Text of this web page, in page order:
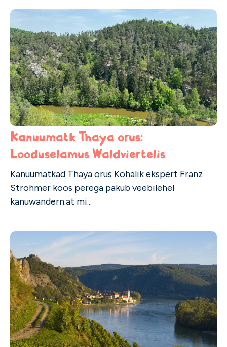
Kanuumatk Thaya orus:
Looduselamus Waldviertelis
Kanuumatkad Thaya orus Kohalik ekspert Franz
Strohmer koos perega pakub veebilehel
kanuwandern.at mi...